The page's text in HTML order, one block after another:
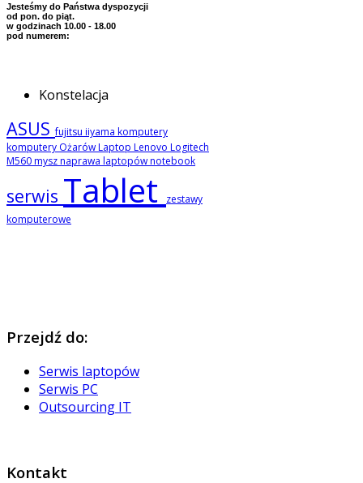
Jesteśmy do Państwa dyspozycji
od pon. do piąt.
w godzinach 10.00 - 18.00
pod numerem:
Konstelacja
ASUSfujitsu iiyama komputery
komputery OżarówLaptop Lenovo Logitech
M560mysznaprawa laptopównotebook
serwis Tablet
zestawy
komputerowe
Przejdź do:
Serwis laptopów
Serwis PC
Outsourcing IT
Kontakt